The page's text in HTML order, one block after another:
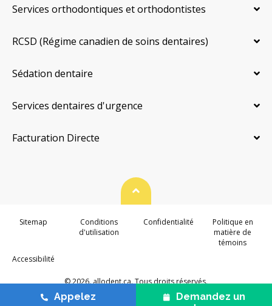
Services orthodontiques et orthodontistes
RCSD (Régime canadien de soins dentaires)
Sédation dentaire
Services dentaires d'urgence
Facturation Directe
© 2026. allodent.ca. Tous droits réservés.
Haut de page
Sitemap
Conditions
d'utilisation
Confidentialité
Politique en
matière de
témoins
Accessibilité
Appelez
Demandez un